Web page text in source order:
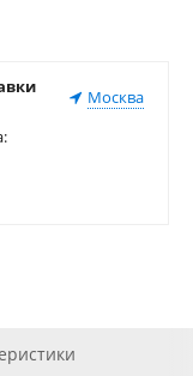
Москва
: